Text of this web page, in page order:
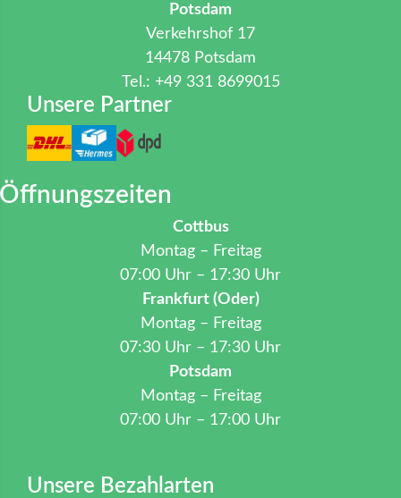
Potsdam
Verkehrshof 17
14478 Potsdam
Tel.: +49 331 8699015
Unsere Partner
Öffnungszeiten
Cottbus
Montag – Freitag
07:00 Uhr – 17:30 Uhr
Frankfurt (Oder)
Montag – Freitag
07:30 Uhr – 17:30 Uhr
Potsdam
Montag – Freitag
07:00 Uhr – 17:00 Uhr
Unsere Bezahlarten